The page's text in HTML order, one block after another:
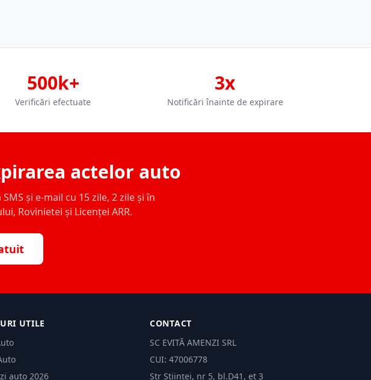
500k+
Verificări efectuate
3x
Notificări înainte de expirare
actelor auto
și e-mail cu 15 zile, 2 zile și în
Rovinietei și Licenței ARR.
UTILE
auto 2026
CONTACT
SC EVITĂ AMENZI SRL
CUI: 47006778
Str Științei, nr 5, bl.D41, et 3